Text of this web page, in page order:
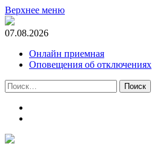
Верхнее меню
07.08.2026
Онлайн приемная
Оповещения об отключениях
Найти: